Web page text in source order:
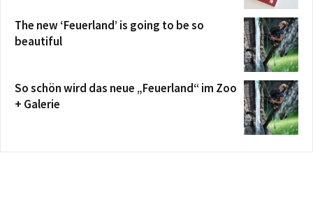
The new ‘Feuerland’ is going to be so
beautiful
So schön wird das neue „Feuerland“ im Zoo
+ Galerie